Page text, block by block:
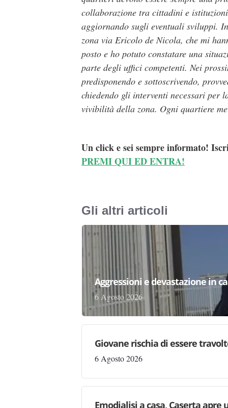
collaborazione tra cittadini e
aggiornando sugli eventuali sviluppi.
zona via Ericolo de Nicola, che mi
posto e ho potuto constatare una
parte degli uffici competenti. Nei
predisponendo e sottoscrivendo,
chiedendo gli interventi necessari per
vivibilità della zona. Ogni quartiere
Un click e sei sempre informato!
PREMI QUI ED ENTRA!
Gli altri articoli
Aggressioni e devastazione in
6 Agosto 2026
Giovane rischia di essere
6 Agosto 2026
Emodialisi a casa, Caserta apre